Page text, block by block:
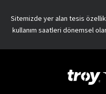
Sitemizde yer alan tesis
kullanım saatleri dönemsel